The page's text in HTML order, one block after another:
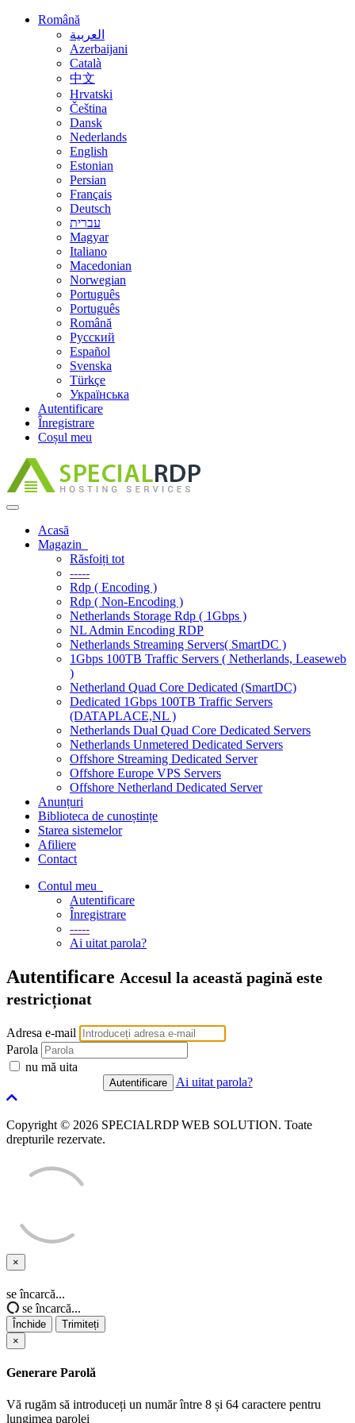
Română
العربية
Azerbaijani
Català
中文
Hrvatski
Čeština
Dansk
Nederlands
English
Estonian
Persian
Français
Deutsch
עברית
Magyar
Italiano
Macedonian
Norwegian
Português
Português
Română
Русский
Español
Svenska
Türkçe
Українська
Autentificare
Înregistrare
Coșul meu
Navigare
ToggleAcasă
Magazin
Răsfoiți tot
-----
Rdp ( Encoding )
Rdp ( Non-Encoding )
Netherlands Storage Rdp ( 1Gbps )
NL Admin Encoding RDP
Netherlands Streaming Servers( SmartDC )
1Gbps 100TB Traffic Servers ( Netherlands, Leaseweb
)
Netherland Quad Core Dedicated (SmartDC)
Dedicated 1Gbps 100TB Traffic Servers
(DATAPLACE,NL )
Netherlands Dual Quad Core Dedicated Servers
Netherlands Unmetered Dedicated Servers
Offshore Streaming Dedicated Server
Offshore Europe VPS Servers
Offshore Netherland Dedicated Server
Anunțuri
Biblioteca de cunoștințe
Starea sistemelor
Afiliere
Contact
Contul meu
Autentificare
Înregistrare
-----
Ai uitat parola?
Autentificare Accesul la această pagină este
restricționat
Adresa e-mail
Parola
nu mă uita
Ai uitat parola?
Copyright © 2026 SPECIALRDP WEB SOLUTION. Toate
drepturile rezervate.
×
Închide
se încarcă...
se încarcă...
Închide
Trimiteți
×
Generare Parolă
Vă rugăm să introduceți un număr între 8 și 64 caractere pentru
lungimea parolei